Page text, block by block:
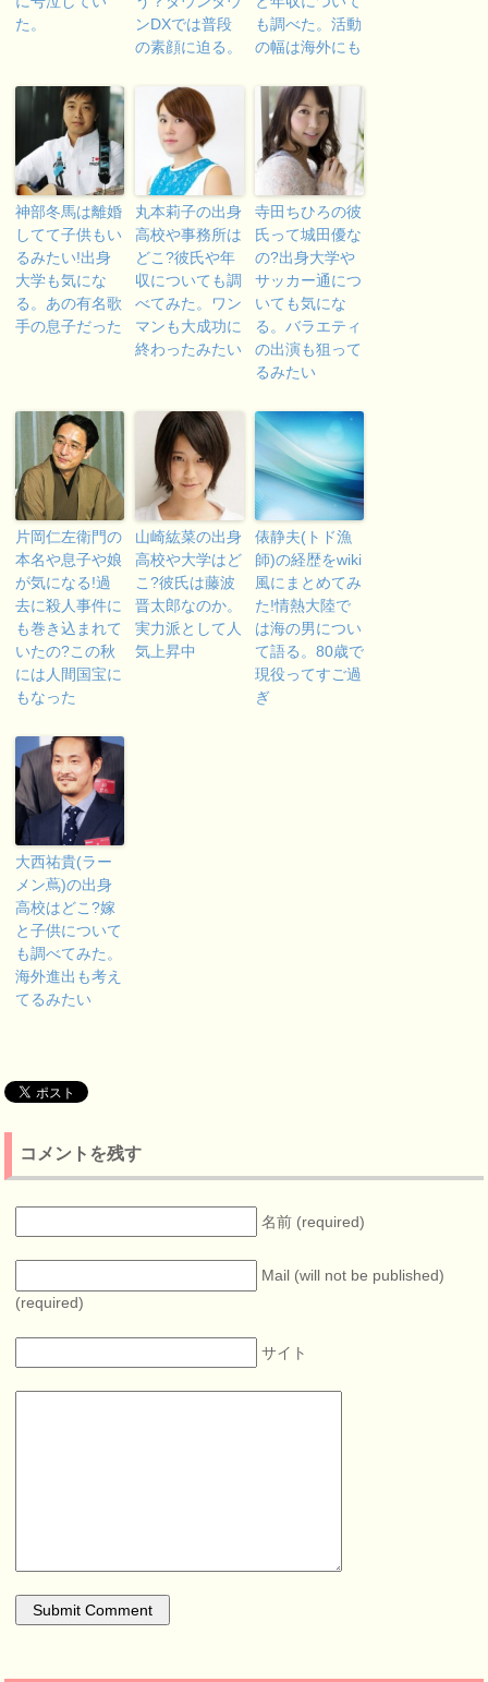
た。
ンDXでは普段
の素顔に迫る。
も調べた。活動
の幅は海外にも
神部冬馬は離婚
してて子供もい
るみたい!出身
大学も気にな
る。あの有名歌
手の息子だった
丸本莉子の出身
高校や事務所は
どこ?彼氏や年
収についても調
べてみた。ワン
マンも大成功に
終わったみたい
寺田ちひろの彼
氏って城田優な
の?出身大学や
サッカー通につ
いても気にな
る。バラエティ
の出演も狙って
るみたい
片岡仁左衛門の
本名や息子や娘
が気になる!過
去に殺人事件に
も巻き込まれて
いたの?この秋
には人間国宝に
もなった
山崎紘菜の出身
高校や大学はど
こ?彼氏は藤波
晋太郎なのか。
実力派として人
気上昇中
俵静夫(トド漁
師)の経歴をwiki
風にまとめてみ
た!情熱大陸で
は海の男につい
て語る。80歳で
現役ってすご過
ぎ
大西祐貴(ラー
メン蔦)の出身
高校はどこ?嫁
と子供について
も調べてみた。
海外進出も考え
てるみたい
コメントを残す
名前 (required)
Mail (will not be published)
(required)
サイト